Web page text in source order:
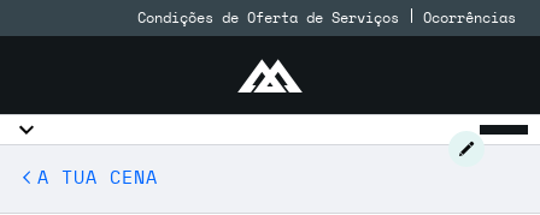
Condições de Oferta de Serviços Ocorrências
A TUA CENA